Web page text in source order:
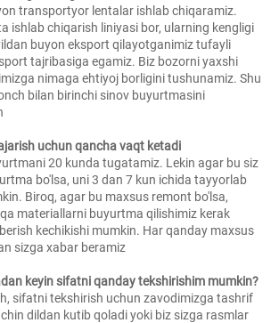
transportyor lentalar ishlab chiqaramiz.
ishlab chiqarish liniyasi bor, ularning kengligi
buyon eksport qilayotganimiz tufayli
tajribasiga egamiz. Biz bozorni yaxshi
nimaga ehtiyoj borligini tushunamiz. Shu
bilan birinchi sinov buyurtmasini
uchun qancha vaqt ketadi
20 kunda tugatamiz. Lekin agar bu siz
bo'lsa, uni 3 dan 7 kun ichida tayyorlab
Biroq, agar bu maxsus remont bo'lsa,
materiallarni buyurtma qilishimiz kerak
kechikishi mumkin. Har qanday maxsus
sizga xabar beramiz
keyin sifatni qanday tekshirishim mumkin?
sifatni tekshirish uchun zavodimizga tashrif
dildan kutib qoladi yoki biz sizga rasmlar